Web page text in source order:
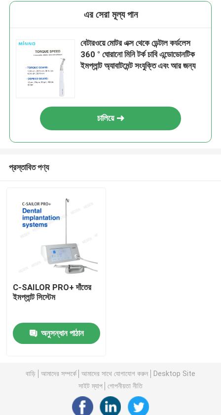
এর সেরা মূল্য পান
বেটারওয়ে মোটর এক্স থেকে ডেন্টাল কর্ডলেস
360 ° ঘোরানো মিনি টর্ক চাবি এন্ডোডোনটিক
ইমপ্লান্ট অ্যাবাটমেন্ট সংযুক্তি এবং আর জন্য
চালিয়ে
প্রস্তাবিত পণ্য
C-SAILOR PRO+ দাঁতের
ইমপ্লান্ট সিস্টেম
অনুসন্ধান পাঠান
বাড়ি আমাদের সম্পর্কে আমাদের সাথে যোগাযোগ করুন
Desktop Site
সাইট ম্যাপ
গোপনীয়তা নীতি